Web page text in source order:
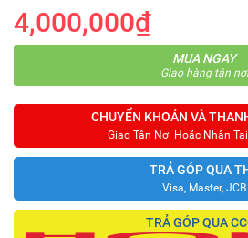
4,000,000₫
MUA NGAY
Giao hàng tận nơi
CHUYỂN KHOẢN VÀ
Giao Tận Nơi Hoặc Nhận
TRẢ GÓP QUA
Visa, Master, JCB
TRẢ GÓP QUA